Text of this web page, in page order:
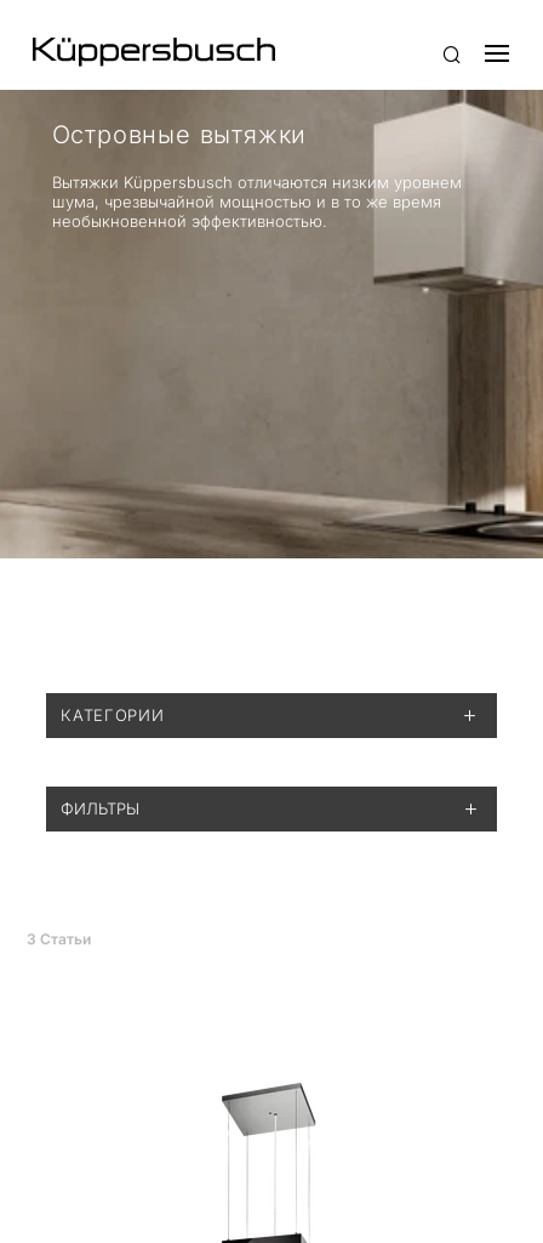
Островные вытяжки
Вытяжки Küppersbusch отличаются низким уровнем
шума, чрезвычайной мощностью и в то же время
необыкновенной эффективностью.
КАТЕГОРИИ
ФИЛЬТРЫ
3 Статьи